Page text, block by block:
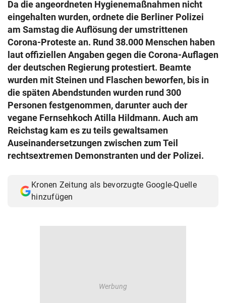
Da die angeordneten Hygienemaßnahmen nicht
eingehalten wurden, ordnete die Berliner Polizei
am Samstag die Auflösung der umstrittenen
Corona-Proteste an. Rund 38.000 Menschen haben
laut offiziellen Angaben gegen die Corona-Auflagen
der deutschen Regierung protestiert. Beamte
wurden mit Steinen und Flaschen beworfen, bis in
die späten Abendstunden wurden rund 300
Personen festgenommen, darunter auch der
vegane Fernsehkoch Atilla Hildmann. Auch am
Reichstag kam es zu teils gewaltsamen
Auseinandersetzungen zwischen zum Teil
rechtsextremen Demonstranten und der Polizei.
Kronen Zeitung als bevorzugte Google-Quelle
hinzufügen